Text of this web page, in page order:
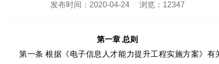
发布时间：2020-04-24 浏览：12347
第一章 总则
第一条 根据《电子信息人才能力提升工程实施方案》有